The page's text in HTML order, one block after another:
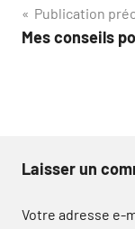
de
Publication
Mes conseils
Laisser un
Votre adresse e-